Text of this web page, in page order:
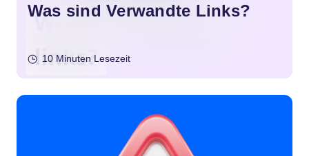
Was sind Verwandte Links?
10 Minuten Lesezeit